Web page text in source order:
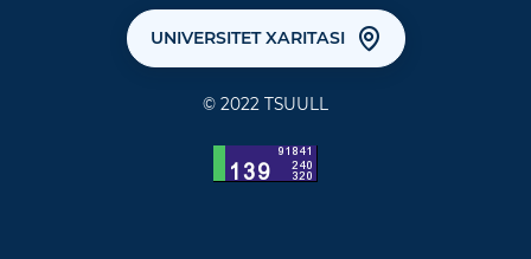
UNIVERSITET XARITASI
© 2022 TSUULL